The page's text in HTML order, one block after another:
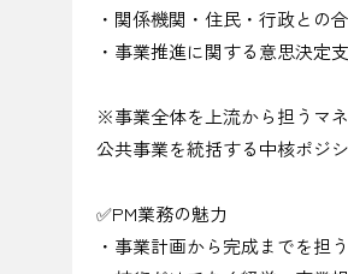
グ業務（数量算出、図面の修正など）
正化指導業務
マネジメント業務
・関係機関・住民・行政との
・事業推進に関する意思決定
※事業全体を上流から担うマネ
公共事業を統括する中核ポジ
✅PM業務の魅力
・事業計画から完成までを担